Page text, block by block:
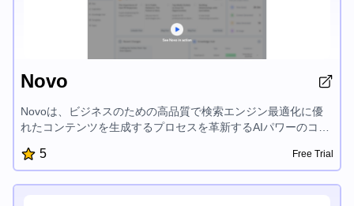
Novo
Novoは、ビジネスのための高品質で検索エンジン最適化に優
れたコンテンツを生成するプロセスを革新するAIパワーのコン
を備えたNovoは、カスタマイズされたコンテンツのアイデ
ア、スムーズなインラインの編集、そして即座の生成機能を提
5 Free Trial